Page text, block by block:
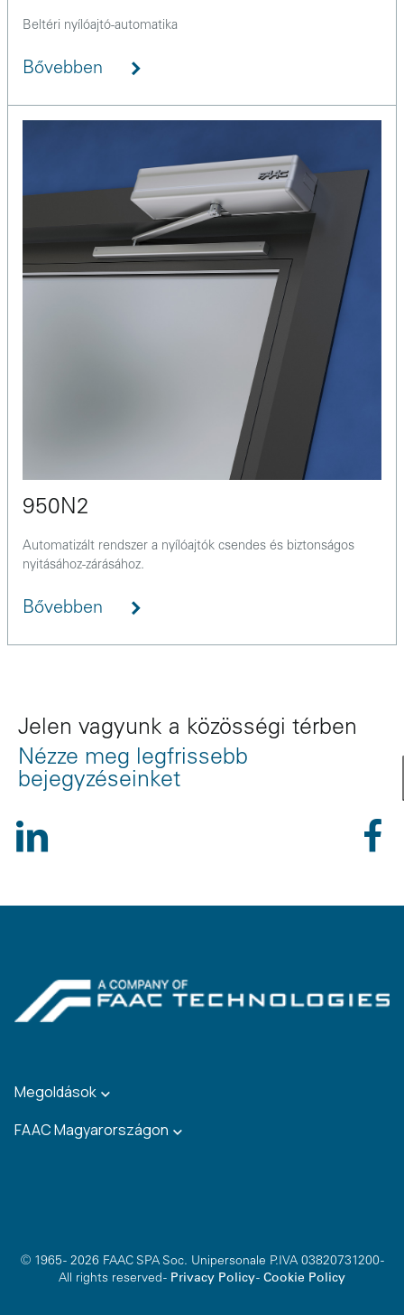
Beltéri nyílóajtó-automatika
Bővebben
950N2
Automatizált rendszer a nyílóajtók csendes és biztonságos
nyitásához-zárásához.
Bővebben
Jelen vagyunk a közösségi térben
Nézze meg legfrissebb
bejegyzéseinket
Megoldások
FAAC Magyarországon
© 1965 - 2026 FAAC SPA Soc. Unipersonale P.IVA 03820731200 -
All rights reserved - Privacy Policy- Cookie Policy